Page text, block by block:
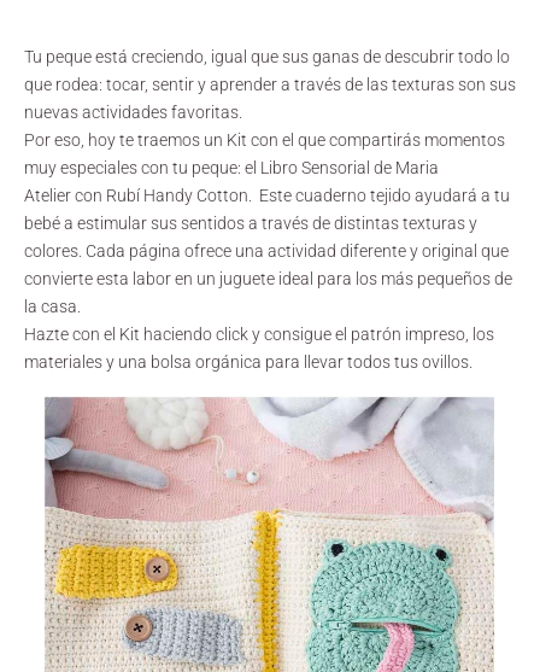
Tu peque está creciendo, igual que sus ganas de descubrir todo lo
que rodea: tocar, sentir y aprender a través de las texturas son sus
nuevas actividades favoritas.
Por eso, hoy te traemos un Kit con el que compartirás momentos
muy especiales con tu peque: el Libro Sensorial de Maria
Ateliercon Rubí Handy Cotton. Este cuaderno tejido ayudará a tu
bebé a estimular sus sentidos a través de distintas texturas y
colores. Cada página ofrece una actividad diferente y original que
convierte esta labor en un juguete ideal para los más pequeños de
la casa.
Hazte con el Kit haciendo clicky consigue el patrón impreso, los
materiales y una bolsa orgánica para llevar todos tus ovillos.